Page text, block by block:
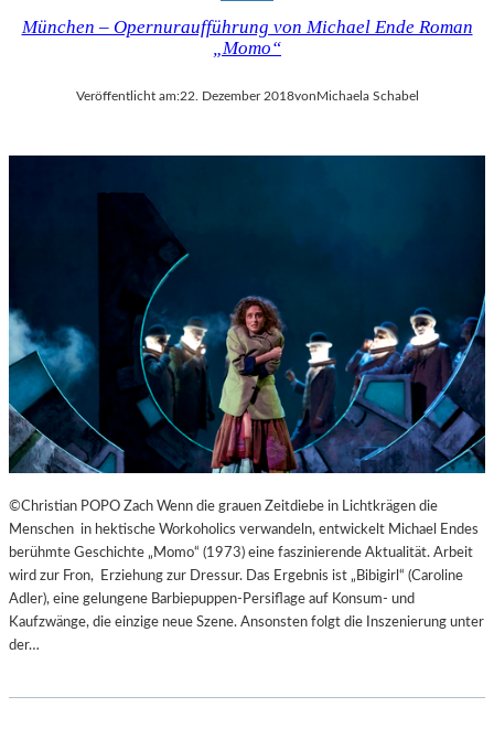
München – Opernuraufführung von Michael Ende Roman
„Momo“
Veröffentlicht am:22. Dezember 2018von Michaela Schabel
©Christian POPO Zach Wenn die grauen Zeitdiebe in Lichtkrägen die
Menschen in hektische Workoholics verwandeln, entwickelt Michael Endes
berühmte Geschichte „Momo“ (1973) eine faszinierende Aktualität. Arbeit
wird zur Fron, Erziehung zur Dressur. Das Ergebnis ist „Bibigirl“ (Caroline
Adler), eine gelungene Barbiepuppen-Persiflage auf Konsum- und
Kaufzwänge, die einzige neue Szene. Ansonsten folgt die Inszenierung unter
der…